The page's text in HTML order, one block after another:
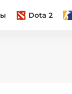
Dota 2